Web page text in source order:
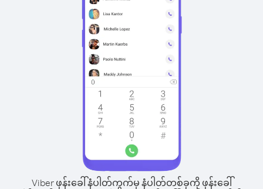
Viber ဖုန်းခေါ်နံပါတ်ကွက်မှ နံပါတ်တစ်ခုကို ဖုန်းခေါ်